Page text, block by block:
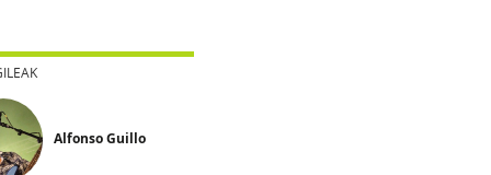
Alfonso Guillo